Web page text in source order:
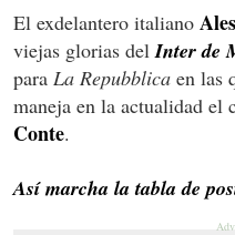
El exdelantero italiano
viejas glorias delInter de
para La Repubblica en las
maneja en la actualidad
Conte.
Así marcha la tabla de